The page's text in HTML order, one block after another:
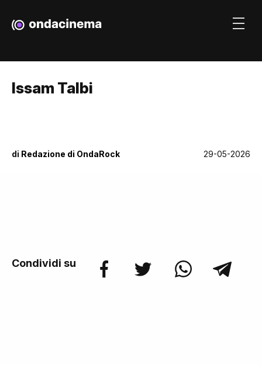
Issam Talbi
di Redazione di OndaRock 29-05-2026
Condividi su